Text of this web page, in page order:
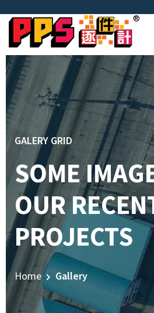
GALERY GRID
SOME
OUR
PROJECTS
Home Gallery